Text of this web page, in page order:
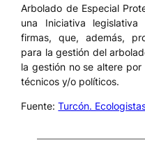
Arbolado de Especial
una Iniciativa
firmas, que, además,
para la gestión del
la gestión no se altere
técnicos y/o políticos.
Fuente:Turcón.